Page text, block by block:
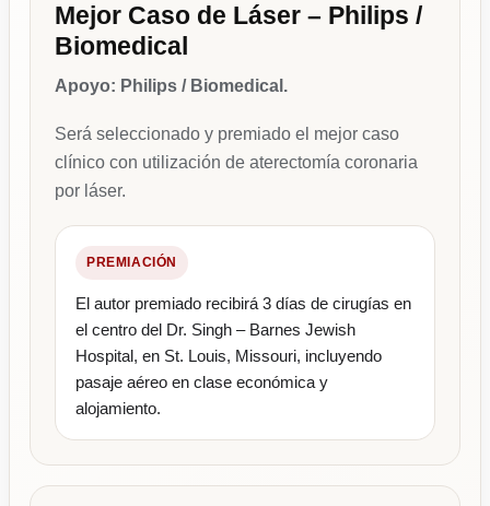
Mejor Caso de Láser – Philips /
Biomedical
Apoyo: Philips / Biomedical.
Será seleccionado y premiado el mejor caso
clínico con utilización de aterectomía coronaria
por láser.
PREMIACIÓN
El autor premiado recibirá 3 días de cirugías en
el centro del Dr. Singh – Barnes Jewish
Hospital, en St. Louis, Missouri, incluyendo
pasaje aéreo en clase económica y
alojamiento.